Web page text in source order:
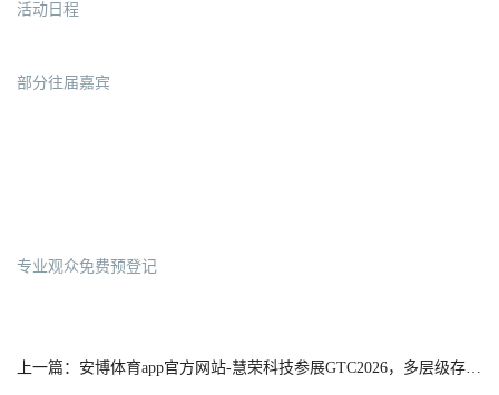
活动日程
部分往届嘉宾
专业观众免费预登记
上一篇：安博体育app官方网站-慧荣科技参展GTC2026，多层级存储方案赋能NVIDIA AI生态系统